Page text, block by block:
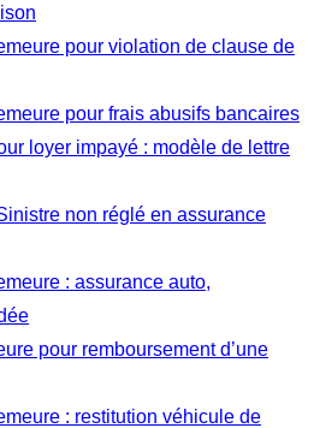
pour violation de clause de
pour frais abusifs bancaires
loyer impayé : modèle de lettre
non réglé en assurance
: assurance auto,
pour remboursement d’une
: restitution véhicule de